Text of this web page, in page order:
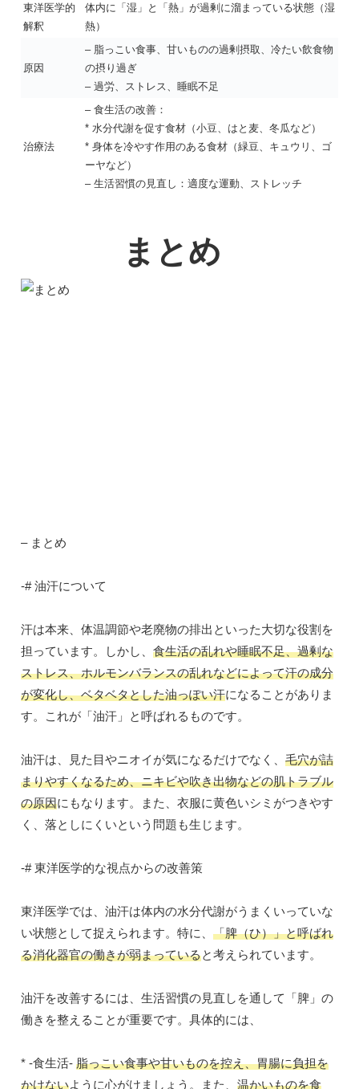
東洋医学的
解釈
体内に「湿」と「熱」が過剰に溜まっている状態（湿
熱）
原因
– 脂っこい食事、甘いものの過剰摂取、冷たい飲食物
の摂り過ぎ
– 過労、ストレス、睡眠不足
治療法
– 食生活の改善：
* 水分代謝を促す食材（小豆、はと麦、冬瓜など）
* 身体を冷やす作用のある食材（緑豆、キュウリ、ゴ
ーヤなど）
– 生活習慣の見直し：適度な運動、ストレッチ
まとめ
– まとめ
-# 油汗について
汗は本来、体温調節や老廃物の排出といった大切な役割を
担っています。しかし、 食生活の乱れや睡眠不足、過剰な
ストレス、ホルモンバランスの乱れなどによって汗の成分
が変化し、ベタベタとした油っぽい汗になることがありま
す。これが「油汗」と呼ばれるものです。
油汗は、見た目やニオイが気になるだけでなく、 毛穴が詰
まりやすくなるため、ニキビや吹き出物などの肌トラブル
の原因にもなります。また、衣服に黄色いシミがつきやす
く、落としにくいという問題も生じます。
-# 東洋医学的な視点からの改善策
東洋医学では、油汗は体内の水分代謝がうまくいっていな
い状態として捉えられます。特に、 「脾（ひ）」と呼ばれ
る消化器官の働きが弱まっていると考えられています。
油汗を改善するには、生活習慣の見直しを通して「脾」の
働きを整えることが重要です。具体的には、
* -食生活- 脂っこい食事や甘いものを控え、胃腸に負担を
かけないように心がけましょう。また、 温かいものを食